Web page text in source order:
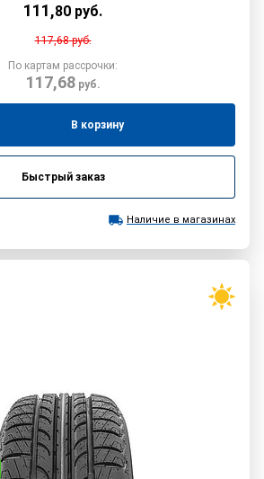
111,80 руб.
117,68руб.
По картам рассрочки:
117,68руб.
В корзину
Быстрый заказ
Наличие в магазинах